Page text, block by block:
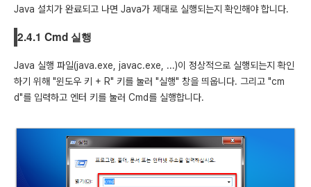
Java 설치가 완료되고 나면 Java가 제대로 실행되는지 확인해야 합니다.
2.4.1 Cmd 실행
Java 실행 파일(java.exe, javac.exe, ...)이 정상적으로 실행되는지 확인
하기 위해 "윈도우 키 + R" 키를 눌러 "실행" 창을 띄웁니다. 그리고 "cm
d"를 입력하고 엔터 키를 눌러 Cmd를 실행합니다.